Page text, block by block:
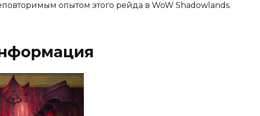
опытом этого рейда в WoW Shadowlands.